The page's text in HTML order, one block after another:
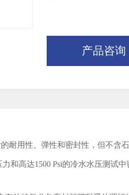
产品咨询
耐用性、弹性和密封性，但不含石
力和高达1500 Psi的冷水水压测试